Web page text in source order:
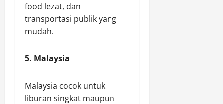
food lezat, dan
transportasi publik yang
mudah.
5. Malaysia
Malaysia cocok untuk
liburan singkat maupun